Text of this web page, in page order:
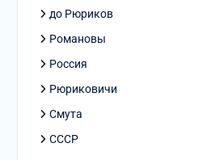
до Рюриков
Романовы
Россия
Рюриковичи
Смута
СССР